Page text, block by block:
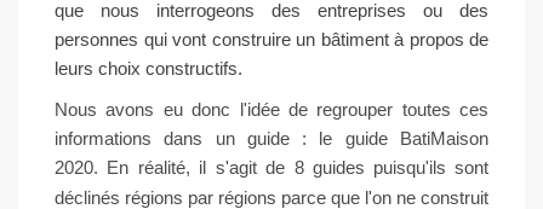
que nous interrogeons des entreprises ou des
personnes qui vont construire un bâtiment à propos de
leurs choix constructifs.
Nous avons eu donc l'idée de regrouper toutes ces
informations dans un guide :
le guide BatiMaison
2020. En réalité, il s'agit de 8 guides puisqu'ils sont
déclinés régions par régions parce que l'on ne construit